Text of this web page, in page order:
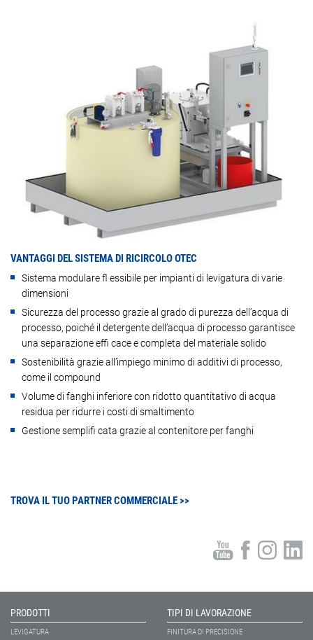
VANTAGGI DEL SISTEMA DI RICIRCOLO OTEC
Sistema modulare fl essibile per impianti di levigatura di varie
dimensioni
Sicurezza del processo grazie al grado di purezza dell’acqua di
processo, poiché il detergente dell’acqua di processo garantisce
una separazione effi cace e completa del materiale solido
Sostenibilità grazie all’impiego minimo di additivi di processo,
come il compound
Volume di fanghi inferiore con ridotto quantitativo di acqua
residua per ridurre i costi di smaltimento
Gestione semplifi cata grazie al contenitore per fanghi
TROVA IL TUO PARTNER COMMERCIALE >>
PRODOTTI
LEVIGATURA
TIPI DI LAVORAZIONE
FINITURA DI PRECISIONE